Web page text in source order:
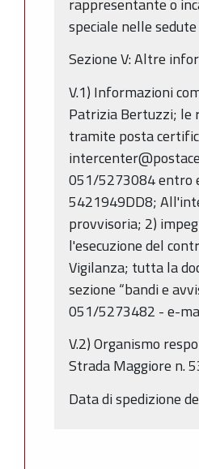
speciale nelle
Sezione V: Altre
V.1) Informazioni
Patrizia Bertuzzi; le
tramite posta
051/5273084 entro
5421949DD8;
provvisoria; 2)
l'esecuzione del
Vigilanza; tutta la
sezione “bandi e
051/5273482 - e-
V.2) Organismo
Strada Maggiore n.
Data di spedizione